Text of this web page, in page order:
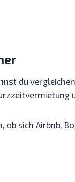
du
ob sich Airbnb,